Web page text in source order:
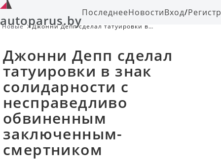
autoparus.byПоследнееНовостиВход/
Новые
Джонни Депп сделал татуировки в
заключенным-смертником
Джонни Депп сделал
татуировки в знак
солидарности с
несправедливо
обвиненным
заключенным-
смертником